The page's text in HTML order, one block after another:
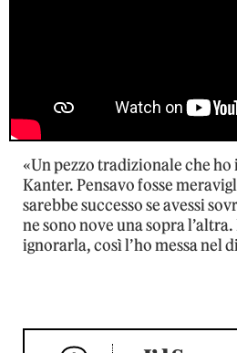
«Un pezzo tradizionale che
Kanter. Pensavo fosse
sarebbe successo se avessi
ne sono nove una sopra
ignorarla, così l’ho messa nel